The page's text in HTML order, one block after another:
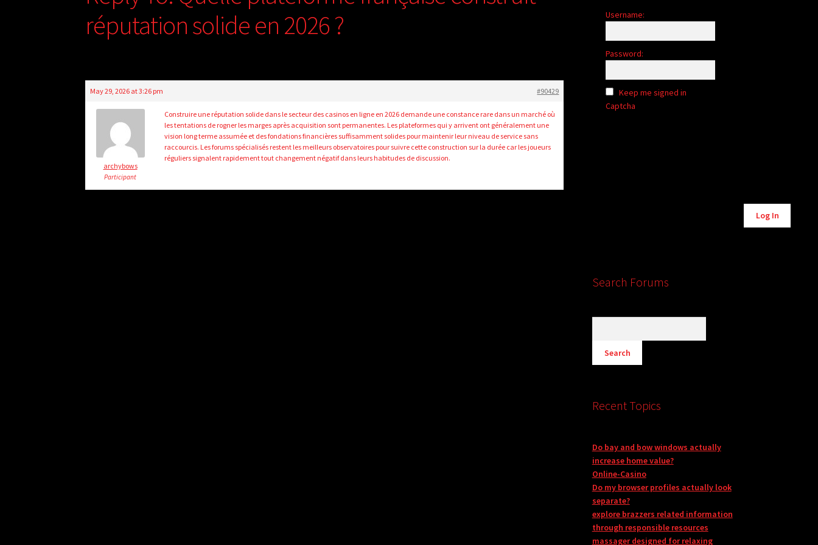
réputation solide en 2026 ?
May 29, 2026 at 3:26 pm #90429
archybows
Participant
Construire une réputation solide dans le secteur des casinos en ligne en 2026 demande une constance rare dans un marché où
les tentations de rogner les marges après acquisition sont permanentes. Les plateformes qui y arrivent ont généralement une
vision long terme assumée et des fondations financières suffisamment solides pour maintenir leur niveau de service sans
raccourcis. Les forums spécialisés restent les meilleurs observatoires pour suivre cette construction sur la durée car les joueurs
réguliers signalent rapidement tout changement négatif dans leurs habitudes de discussion.
Username:
Password:
Keep me signed in
Captcha
Log In
Search Forums
Recent Topics
Do bay and bow windows actually
increase home value?
Online-Casino
Do my browser profiles actually look
separate?
explore brazzers related information
through responsible resources
massager designed for relaxing